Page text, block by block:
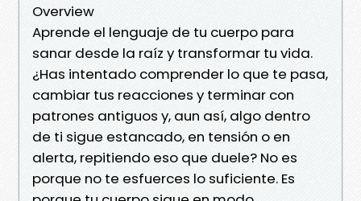
Overview
Aprende el lenguaje de tu cuerpo para
sanar desde la raíz y transformar tu vida.
¿Has intentado comprender lo que te pasa,
cambiar tus reacciones y terminar con
patrones antiguos y, aun así, algo dentro
de ti sigue estancado, en tensión o en
alerta, repitiendo eso que duele? No es
porque no te esfuerces lo suficiente. Es